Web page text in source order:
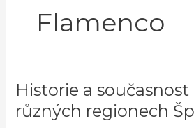
Flamenco
Historie a
různých regionech
Historie
současnost